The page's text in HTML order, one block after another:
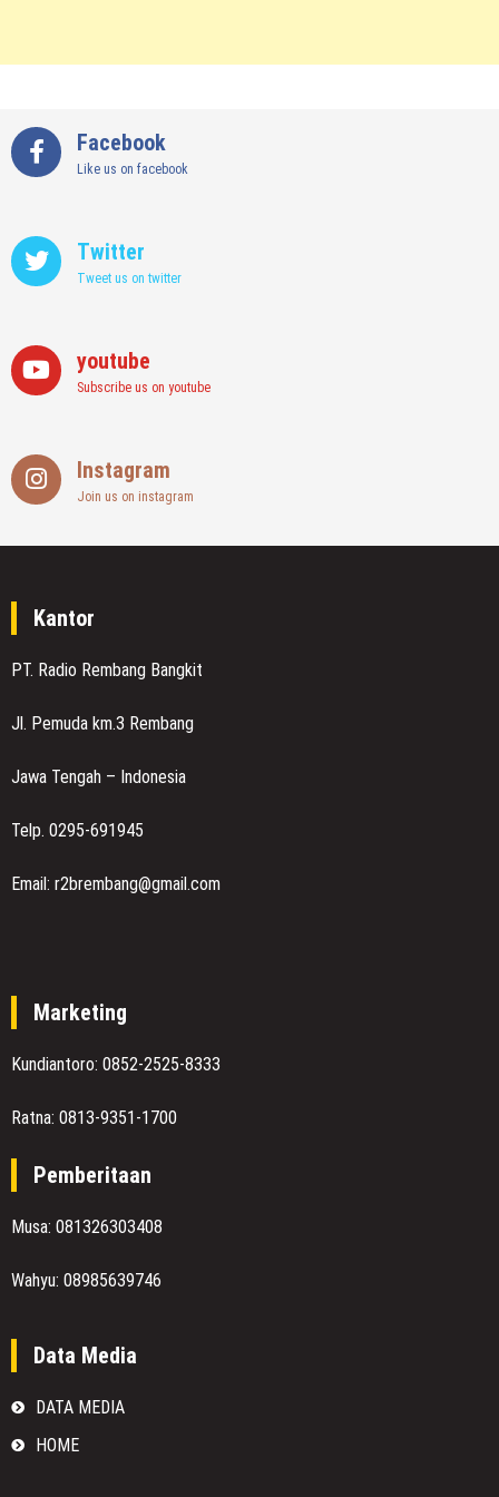
Facebook
Like us on facebook
Twitter
Tweet us on twitter
youtube
Subscribe us on youtube
Instagram
Join us on instagram
Kantor
PT. Radio Rembang Bangkit
Jl. Pemuda km.3 Rembang
Jawa Tengah – Indonesia
Telp. 0295-691945
Email: r2brembang@gmail.com
Marketing
Kundiantoro: 0852-2525-8333
Ratna: 0813-9351-1700
Pemberitaan
Musa: 081326303408
Wahyu: 08985639746
Data Media
DATA MEDIA
HOME